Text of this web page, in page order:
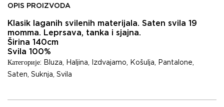
OPIS PROIZVODA
Klasik laganih svilenih materijala. Saten svila 19
momma. Leprsava, tanka i sjajna.
Širina 140cm
Svila 100%
Категорије: Bluza, Haljina, Izdvajamo, Košulja, Pantalone,
Saten, Suknja, Svila